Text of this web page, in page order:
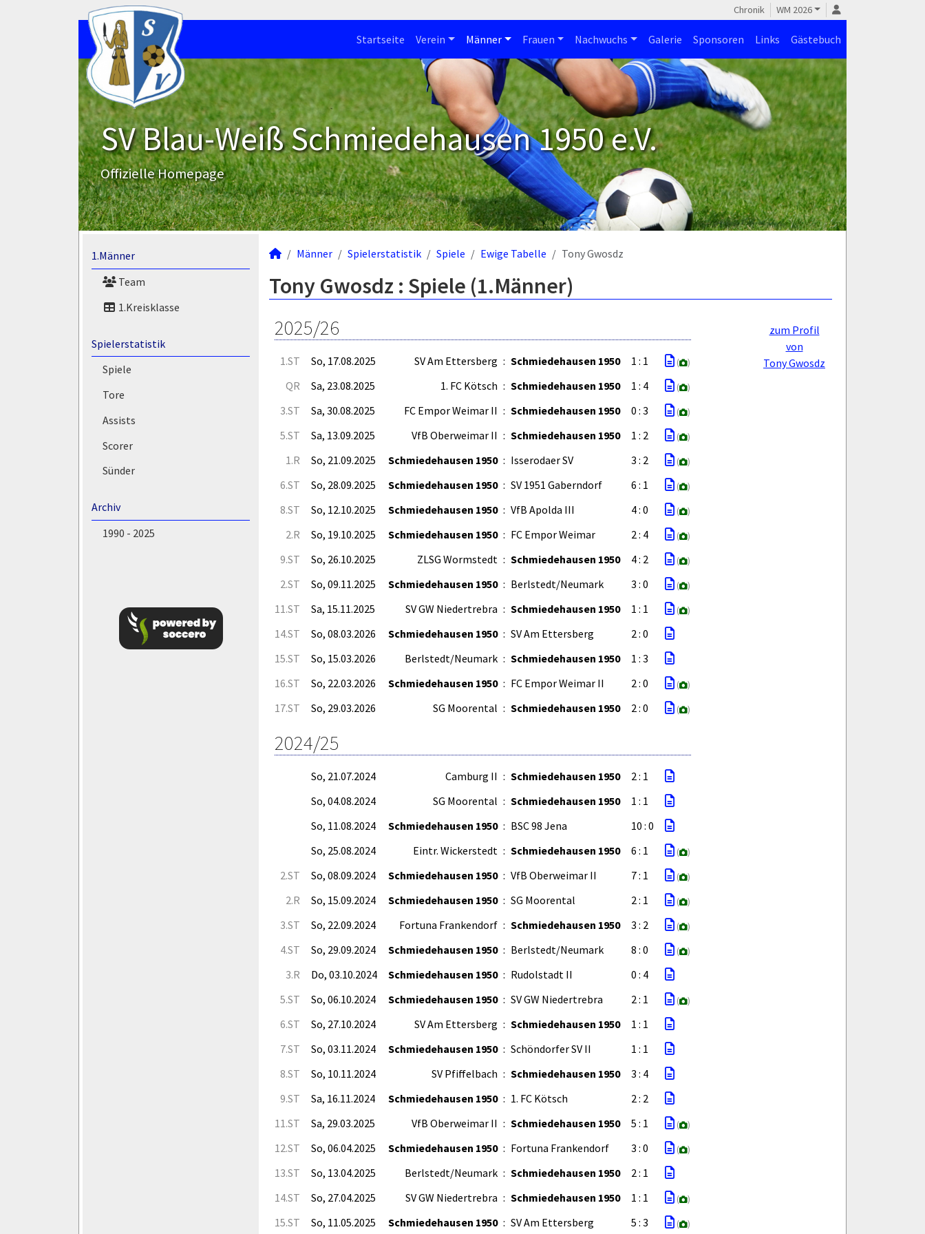
Chronik WM 2026
Startseite Verein Männer Frauen Nachwuchs Galerie Sponsoren Links Gästebuch
SV Blau-Weiß Schmiedehausen 1950 e.V.
Offizielle Homepage
1.Männer
Team
1.Kreisklasse
Spielerstatistik
Spiele
Tore
Assists
Scorer
Sünder
Archiv
1990 - 2025
Männer Spielerstatistik Spiele Ewige Tabelle Tony Gwosdz
Tony Gwosdz : Spiele (1.Männer)
zum Profil
von
Tony Gwosdz
2025/26
1.ST So, 17.08.2025 SV Am Ettersberg : Schmiedehausen 1950 1 : 1 ( )
QR Sa, 23.08.2025 1. FC Kötsch : Schmiedehausen 1950 1 : 4 ( )
3.ST Sa, 30.08.2025 FC Empor Weimar II : Schmiedehausen 1950 0 : 3 ( )
5.ST Sa, 13.09.2025 VfB Oberweimar II : Schmiedehausen 1950 1 : 2 ( )
1.R So, 21.09.2025 Schmiedehausen 1950 : Isserodaer SV 3 : 2 ( )
6.ST So, 28.09.2025 Schmiedehausen 1950 : SV 1951 Gaberndorf 6 : 1 ( )
8.ST So, 12.10.2025 Schmiedehausen 1950 : VfB Apolda III 4 : 0 ( )
2.R So, 19.10.2025 Schmiedehausen 1950 : FC Empor Weimar 2 : 4 ( )
9.ST So, 26.10.2025 ZLSG Wormstedt : Schmiedehausen 1950 4 : 2 ( )
2.ST So, 09.11.2025 Schmiedehausen 1950 : Berlstedt/Neumark 3 : 0 ( )
11.ST Sa, 15.11.2025 SV GW Niedertrebra : Schmiedehausen 1950 1 : 1 ( )
14.ST So, 08.03.2026 Schmiedehausen 1950 : SV Am Ettersberg
2 : 0
15.ST
So, 15.03.2026 Berlstedt/Neumark : Schmiedehausen 1950
1 : 3
16.ST
So, 22.03.2026 Schmiedehausen 1950 : FC Empor Weimar II 2 : 0 ( )
17.ST So, 29.03.2026 SG Moorental : Schmiedehausen 1950 2 : 0 ( )
2024/25
So, 21.07.2024 Camburg II : Schmiedehausen 1950
2 : 1
So, 04.08.2024
SG Moorental : Schmiedehausen 1950
1 : 1
So, 11.08.2024
Schmiedehausen 1950 : BSC 98 Jena
10 : 0
So, 25.08.2024
Eintr. Wickerstedt : Schmiedehausen 1950 6 : 1 ( )
2.ST So, 08.09.2024 Schmiedehausen 1950 : VfB Oberweimar II 7 : 1 ( )
2.R So, 15.09.2024 Schmiedehausen 1950 : SG Moorental 2 : 1 ( )
3.ST So, 22.09.2024 Fortuna Frankendorf : Schmiedehausen 1950 3 : 2 ( )
4.ST So, 29.09.2024 Schmiedehausen 1950 : Berlstedt/Neumark 8 : 0 ( )
3.R Do, 03.10.2024 Schmiedehausen 1950 : Rudolstadt II
0 : 4
5.ST
So, 06.10.2024 Schmiedehausen 1950 : SV GW Niedertrebra 2 : 1 ( )
6.ST So, 27.10.2024 SV Am Ettersberg : Schmiedehausen 1950
1 : 1
7.ST
So, 03.11.2024 Schmiedehausen 1950 : Schöndorfer SV II
1 : 1
8.ST
So, 10.11.2024 SV Pfiffelbach : Schmiedehausen 1950
3 : 4
9.ST
Sa, 16.11.2024 Schmiedehausen 1950 : 1. FC Kötsch
2 : 2
11.ST
Sa, 29.03.2025 VfB Oberweimar II : Schmiedehausen 1950 5 : 1 ( )
12.ST So, 06.04.2025 Schmiedehausen 1950 : Fortuna Frankendorf 3 : 0 ( )
13.ST So, 13.04.2025 Berlstedt/Neumark : Schmiedehausen 1950
2 : 1
14.ST
So, 27.04.2025 SV GW Niedertrebra : Schmiedehausen 1950 1 : 1 ( )
15.ST So, 11.05.2025 Schmiedehausen 1950 : SV Am Ettersberg 5 : 3 ( )